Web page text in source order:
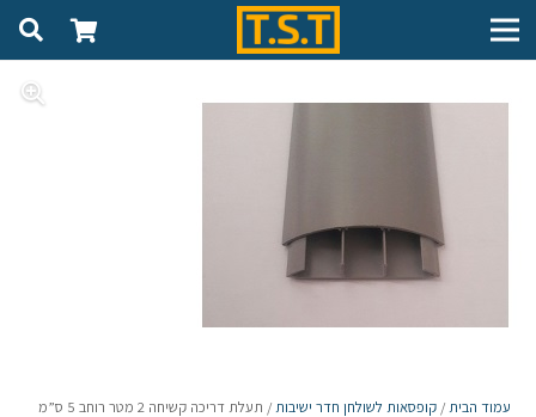
עמוד הבית/ קופסאות לשולחן חדר ישיבות/ תעלת דריכה קשיחה 2 מטר רוחב 5 ס”מ